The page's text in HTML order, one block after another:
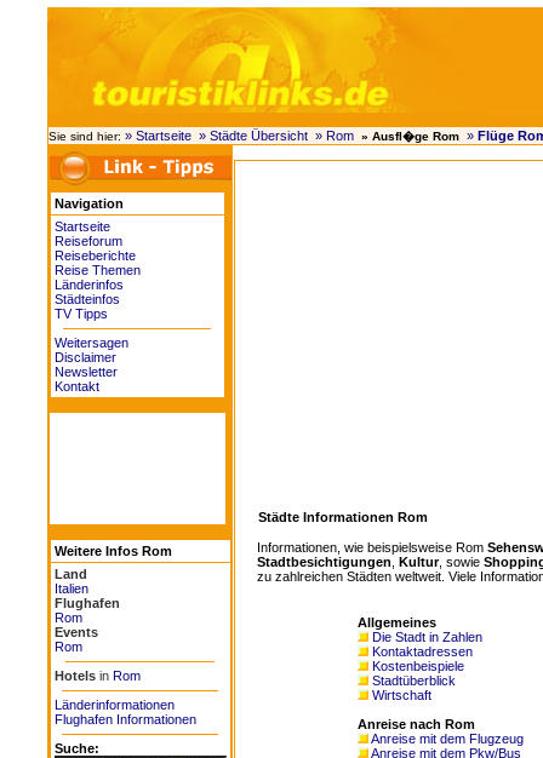
Sie sind hier: » Startseite » Städte Übersicht » Rom » Ausfl�ge Rom » Flüge
Navigation
Startseite
Reiseforum
Reiseberichte
Reise Themen
Länderinfos
Städteinfos
TV Tipps
Weitersagen
Disclaimer
Newsletter
Kontakt
Weitere Infos Rom
Land
Italien
Flughafen
Rom
Events
Rom
Hotels in Rom
Länderinformationen
Flughafen Informationen
Suche:
Städte Informationen Rom
Informationen, wie beispielsweise Rom
Stadtbesichtigungen
Kultur, sowie
zu zahlreichen Städten weltweit. Viele
Allgemeines
Die Stadt in Zahlen
Kontaktadressen
Kostenbeispiele
Stadtüberblick
Wirtschaft
Anreise nach Rom
Anreise mit dem Flugzeug
Anreise mit dem Pkw/Bus